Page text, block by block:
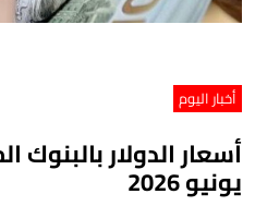
أخبار اليوم
يونيو 2026